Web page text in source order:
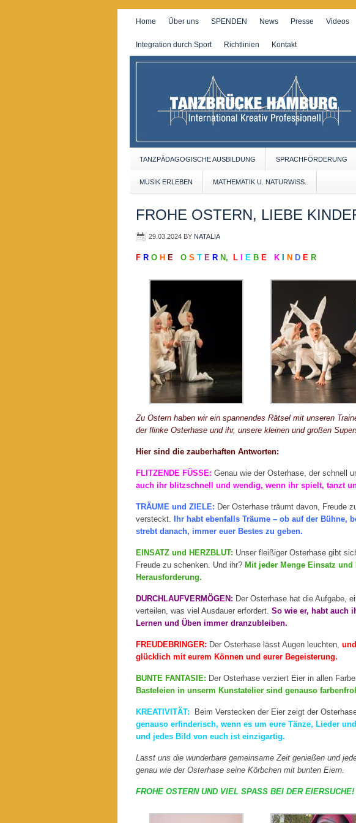
Home Über uns SPENDEN News Presse Videos
Integration durch Sport Richtlinien Kontakt
TANZPÄDAGOGISCHE AUSBILDUNG SPRACHFÖRDERUNG
MUSIK ERLEBEN MATHEMATIK U. NATURWISS.
FROHE OSTERN, LIEBE
29.03.2024 BY NATALIA
F R O H E O S T E R N, L E B E K N D E R
Zu Ostern haben wir ein spannendes Rätsel mit unseren
der flinke Osterhase und ihr, unsere kleinen und großen
Hier sind die zauberhaften Antworten:
FLITZENDE FÜSSE: Genau wie der Osterhase, der schnell
auch ihr blitzschnell und wendig, wenn ihr spielt, tanzt
TRÄUME und ZIELE: Der Osterhase träumt davon, Freude
versteckt.
Ihr habt ebenfalls Träume – ob auf der Bühne,
strebt danach, immer euer Bestes zu geben.
EINSATZ und HERZBLUT: Unser fleißiger Osterhase gibt
Freude zu schenken. Und ihr? Mit jeder Menge Einsatz
Herausforderung.
DURCHLAUFVERMÖGEN: Der Osterhase hat die Aufgabe,
verteilen, was viel Ausdauer erfordert. So wie er, habt auch
Lernen und Üben immer dranzubleiben.
FREUDEBRINGER: Der Osterhase lässt Augen leuchten,
glücklich mit eurem Können und eurer Begeisterung.
BUNTE FANTASIE: Der Osterhase verziert Eier in allen
Basteleien in unserm Kunstatelier sind genauso
KREATIVITÄT: Beim Verstecken der Eier zeigt der
genauso erfinderisch, wenn es um eure Tänze, Lieder
und jedes Bild von euch ist einzigartig.
Lasst uns die wunderbare gemeinsame Zeit genießen und
genau wie der Osterhase seine Körbchen mit bunten Eiern.
FROHE OSTERN UND VIEL SPASS BEI DER EIERSUCHE!